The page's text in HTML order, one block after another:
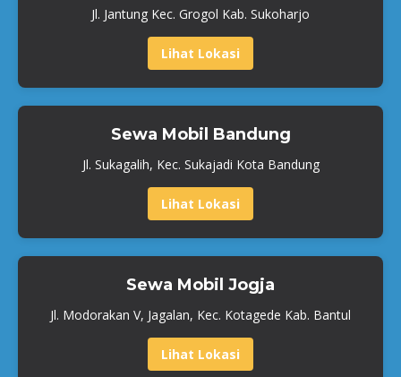
Jl. Jantung Kec. Grogol Kab. Sukoharjo
Lihat Lokasi
Sewa Mobil Bandung
Jl. Sukagalih, Kec. Sukajadi Kota Bandung
Lihat Lokasi
Sewa Mobil Jogja
Jl. Modorakan V, Jagalan, Kec. Kotagede Kab. Bantul
Lihat Lokasi